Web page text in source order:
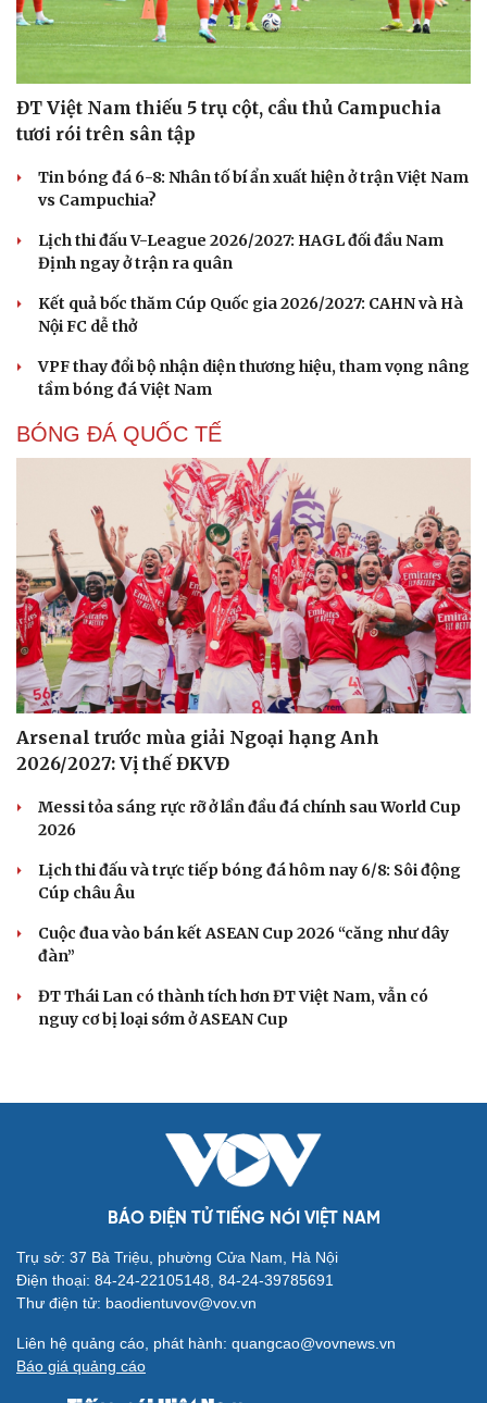
Cải chính
ĐT Việt Nam thiếu 5 trụ cột, cầu thủ Campuchia
tươi rói trên sân tập
Tin bóng đá 6-8: Nhân tố bí ẩn xuất hiện ở trận Việt Nam
vs Campuchia?
Lịch thi đấu V-League 2026/2027: HAGL đối đầu Nam
Định ngay ở trận ra quân
Kết quả bốc thăm Cúp Quốc gia 2026/2027: CAHN và Hà
Nội FC dễ thở
VPF thay đổi bộ nhận diện thương hiệu, tham vọng nâng
tầm bóng đá Việt Nam
BÓNG ĐÁ QUỐC TẾ
Arsenal trước mùa giải Ngoại hạng Anh
2026/2027: Vị thế ĐKVĐ
Messi tỏa sáng rực rỡ ở lần đầu đá chính sau World Cup
2026
Lịch thi đấu và trực tiếp bóng đá hôm nay 6/8: Sôi động
Cúp châu Âu
Cuộc đua vào bán kết ASEAN Cup 2026 “căng như dây
đàn”
ĐT Thái Lan có thành tích hơn ĐT Việt Nam, vẫn có
nguy cơ bị loại sớm ở ASEAN Cup
BÁO ĐIỆN TỬ TIẾNG NÓI VIỆT NAM
Trụ sở: 37 Bà Triệu, phường Cửa Nam, Hà Nội
Điện thoại: 84-24-22105148, 84-24-39785691
Thư điện tử: baodientuvov@vov.vn
Liên hệ quảng cáo, phát hành: quangcao@vovnews.vn
Báo giá quảng cáo